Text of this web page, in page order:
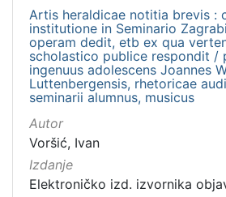
Artis heraldicae notitia brevis :
institutione in Seminario
operam dedit, etb ex qua
scholastico publice respondit /
ingenuus adolescens Joannes
Luttenbergensis, rhetoricae
seminarii alumnus, musicus
Autor
Voršić, Ivan
Izdanje
Elektroničko izd. izvornika